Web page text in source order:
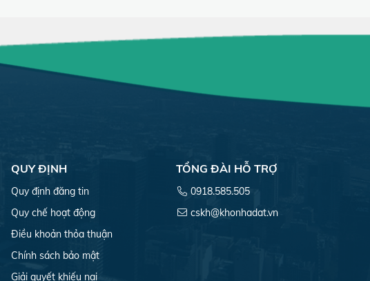
QUY ĐỊNH
Quy định đăng tin
Quy chế hoạt động
Điều khoản thỏa thuận
Chính sách bảo mật
Giải quyết khiếu nại
TỔNG ĐÀI HỖ TRỢ
0918.585.505
cskh@khonhadat.vn